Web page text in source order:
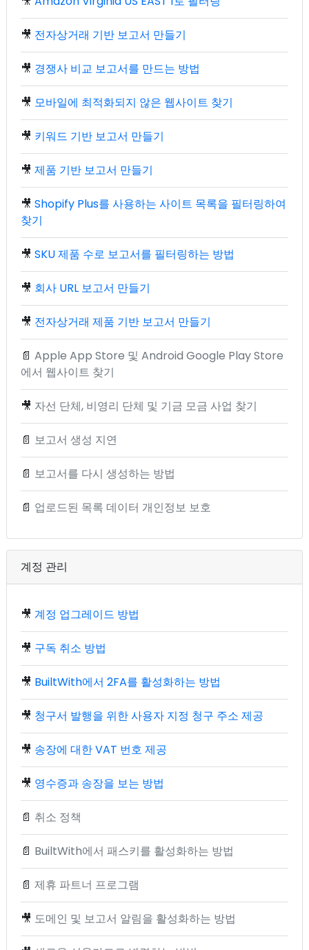
🎥 전자상거래 기반 보고서 만들기
🎥 경쟁사 비교 보고서를 만드는 방법
🎥 모바일에 최적화되지 않은 웹사이트 찾기
🎥 키워드 기반 보고서 만들기
🎥 제품 기반 보고서 만들기
🎥 Shopify Plus를 사용하는 사이트 목록을 필터링하여
찾기
🎥 SKU 제품 수로 보고서를 필터링하는 방법
🎥 회사 URL 보고서 만들기
🎥 전자상거래 제품 기반 보고서 만들기
📄 Apple App Store 및 Android Google Play Store
에서 웹사이트 찾기
🎥 자선 단체, 비영리 단체 및 기금 모금 사업 찾기
📄 보고서 생성 지연
📄 보고서를 다시 생성하는 방법
📄 업로드된 목록 데이터 개인정보 보호
계정 관리
🎥 계정 업그레이드 방법
🎥 구독 취소 방법
🎥 BuiltWith에서 2FA를 활성화하는 방법
🎥 청구서 발행을 위한 사용자 지정 청구 주소 제공
🎥 송장에 대한 VAT 번호 제공
🎥 영수증과 송장을 보는 방법
📄 취소 정책
📄 BuiltWith에서 패스키를 활성화하는 방법
📄 제휴 파트너 프로그램
🎥 도메인 및 보고서 알림을 활성화하는 방법